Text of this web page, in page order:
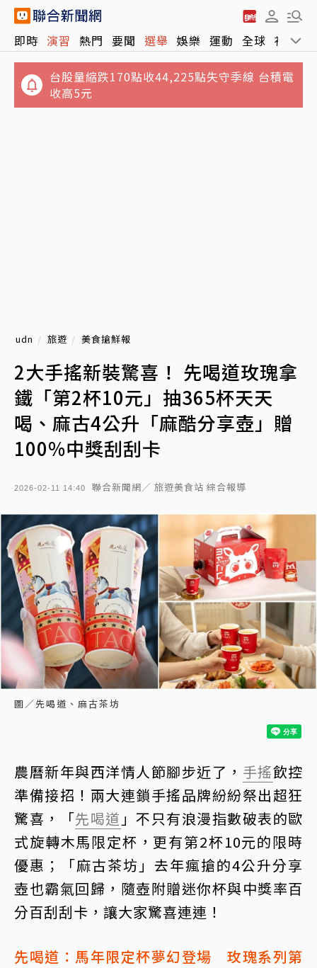
即時 演習 熱門 要聞 選舉 娛樂 運動 全球 社會
台股量縮跌170點收44,225點失守季線 台積電
收高5元
udn 旅遊 美食搶鮮報
2大手搖新裝驚喜！ 先喝道玫瑰拿
鐵「第2杯10元」抽365杯天天
喝、麻古4公升「麻酷分享壺」贈
100%中獎刮刮卡
2026-02-11 14:40 聯合新聞網／ 旅遊美食站 綜合報導
圖／先喝道、麻古茶坊
農曆新年與西洋情人節腳步近了， 手搖飲控
準備接招！兩大連鎖手搖品牌紛紛祭出超狂
驚喜，「先喝道 」不只有浪漫指數破表的歐
式旋轉木馬限定杯，更有第2杯10元的限時
優惠；「麻古茶坊」去年瘋搶的4公升分享
壺也霸氣回歸，隨壺附贈迷你杯與中獎率百
分百刮刮卡，讓大家驚喜連連！
先喝道：馬年限定杯夢幻登場 玫瑰系列第